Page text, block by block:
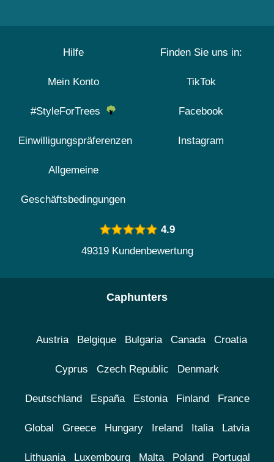
Hilfe
Mein Konto
#StyleForTrees
Einwilligungspräferenzen
Allgemeine
Geschäftsbedingungen
Finden Sie uns in:
TikTok
Facebook
Instagram
4.9
49319 Kundenbewertung
Caphunters
Austria Belgique Bulgaria Canada Croatia
Cyprus Czech Republic Denmark
Deutschland España Estonia Finland France
Global Greece Hungary Ireland Italia Latvia
Lithuania Luxembourg Malta Poland Portugal